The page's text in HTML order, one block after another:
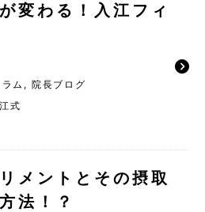
変わる！入江フィ
ム , 院長ブログ
式
メントとその摂取
法！？